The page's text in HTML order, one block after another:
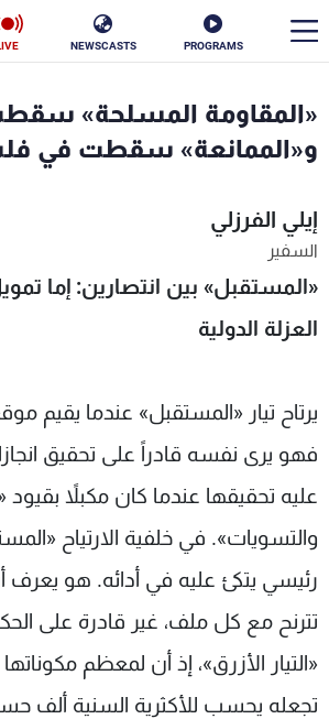
PROGRAMS
NEWSCASTS
«المقاومة المسلحة»
و«الممانعة» سقطت في
إيلي الفرزلي
السفير
«المستقبل» بين انتصارين: إما
العزلة الدولية
يرتاح تيار «المستقبل» عندما يقيم
فهو يرى نفسه قادراً على تحقيق
عليه تحقيقها عندما كان مكبلاً
والتسويات». في خلفية الارتياح
رئيسي يتكئ عليه في أدائه. هو يعرف
تترنح مع كل ملف، غير قادرة على
«التيار الأزرق»، إذ أن لمعظم
تجعله يحسب للأكثرية السنية ألف
الأخبار
إقتصاد
رياضة
البرامج
جدول البرامج
الترددات
عن MTV
الإنـتـاج
لاعلاناتكم
وظائف
شروط
سياسة الخصوصية